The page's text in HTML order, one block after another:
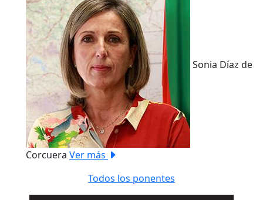
Previous
Sonia Díaz de
Corcuera Ver más
Todos los ponentes